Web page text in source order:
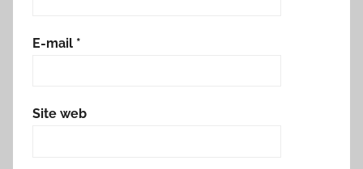
E-mail *
Site web